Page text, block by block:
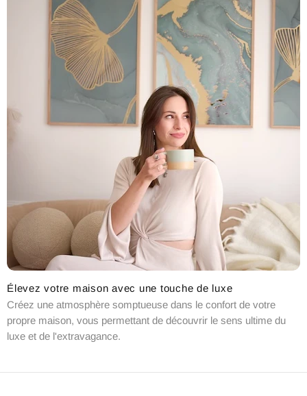
Élevez votre maison avec une touche de luxe
Créez une atmosphère somptueuse dans le confort de votre
propre maison, vous permettant de découvrir le sens ultime du
luxe et de l'extravagance.